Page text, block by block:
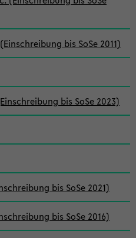
bis SoSe 2011)
bis SoSe 2023)
bis SoSe 2021)
bis SoSe 2016)